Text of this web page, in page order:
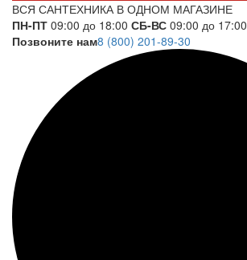
ВСЯ САНТЕХНИКА В ОДНОМ МАГАЗИНЕ
ПН-ПТ 09:00 до 18:00 СБ-ВС 09:00 до 17:00
Позвоните нам8 (800) 201-89-30